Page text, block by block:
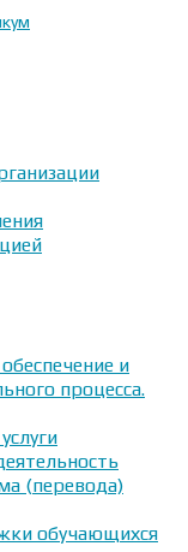
и
процесса.
(перевода)
обучающихся